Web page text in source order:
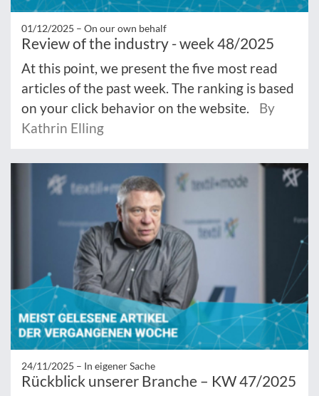
01/12/2025 – On our own behalf
Review of the industry - week 48/2025
At this point, we present the five most read
articles of the past week. The ranking is based
on your click behavior on the website.
By
Kathrin Elling
24/11/2025 – In eigener Sache
Rückblick unserer Branche – KW 47/2025